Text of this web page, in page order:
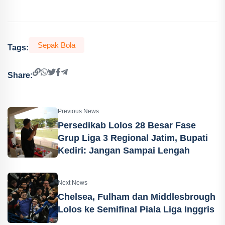
Tags: Sepak Bola
Share:
Previous News
Persedikab Lolos 28 Besar Fase
Grup Liga 3 Regional Jatim, Bupati
Kediri: Jangan Sampai Lengah
Next News
Chelsea, Fulham dan Middlesbrough
Lolos ke Semifinal Piala Liga Inggris